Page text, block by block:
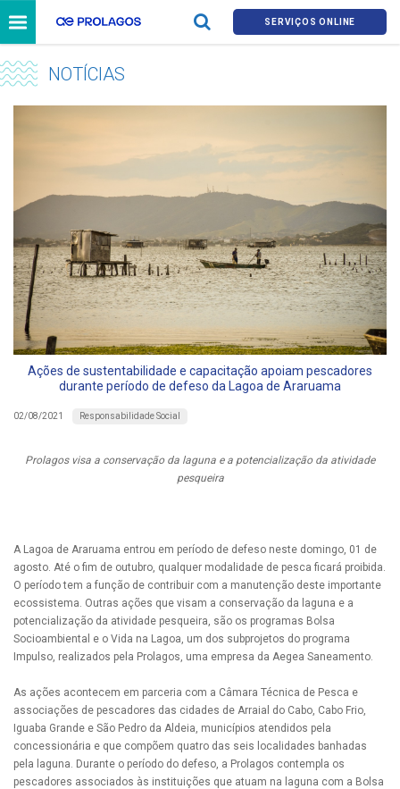
SERVIÇOS ONLINE
NOTÍCIAS
Ações de sustentabilidade e capacitação apoiam pescadores
durante período de defeso da Lagoa de Araruama
02/08/2021 Responsabilidade Social
Prolagos visa a conservação da laguna e a potencialização da atividade
pesqueira
A Lagoa de Araruama entrou em período de defeso neste domingo, 01 de
agosto. Até o fim de outubro, qualquer modalidade de pesca ficará proibida.
O período tem a função de contribuir com a manutenção deste importante
ecossistema. Outras ações que visam a conservação da laguna e a
potencialização da atividade pesqueira, são os programas Bolsa
Socioambiental e o Vida na Lagoa, um dos subprojetos do programa
Impulso, realizados pela Prolagos, uma empresa da Aegea Saneamento.
As ações acontecem em parceria com a Câmara Técnica de Pesca e
associações de pescadores das cidades de Arraial do Cabo, Cabo Frio,
Iguaba Grande e São Pedro da Aldeia, municípios atendidos pela
concessionária e que compõem quatro das seis localidades banhadas
pela laguna. Durante o período do defeso, a Prolagos contempla os
pescadores associados às instituições que atuam na laguna com a Bolsa